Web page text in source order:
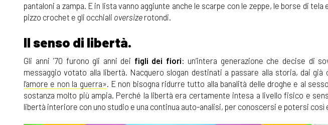
pantaloni a zampa. E in lista vanno aggiunte anche le scarpe con le zeppe, le borse di
pizzo crochet e gli occhiali oversize rotondi.
Il senso di libertà.
Gli anni '70 furono gli anni dei figli dei fiori: un’intera generazione che decise di
messaggio votato alla libertà. Nacquero slogan destinati a passare alla storia, dai
l’amore e non la guerra». E non bisogna ridurre tutto alla banalità delle droghe e al
sostanza molto più ampia. Perché la libertà era certamente intesa a livello fisico e
libertà interiore con uno studio e una continua auto-analisi, per conoscersi e potersi